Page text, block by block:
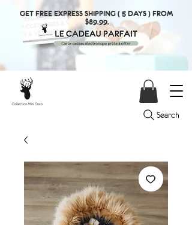
Search
GET FREE EXPRESS SHIPPING ( 5 DAYS ) FROM
$89.99.